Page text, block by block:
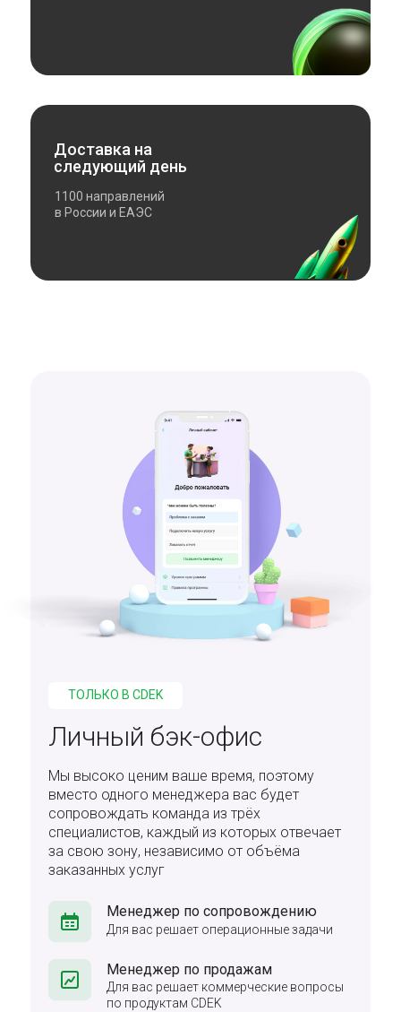
Доставка на
следующий день
1100 направлений
в России и ЕАЭС
Личный бэк-офис
Мы высоко ценим ваше время, поэтому
вместо одного менеджера вас будет
сопровождать команда из трёх
специалистов, каждый из которых отвечает
за свою зону, независимо от объёма
заказанных услуг
ТОЛЬКО В CDEK
Менеджер по сопровождению
Для вас решает операционные задачи
Менеджер по продажам
Для вас решает коммерческие вопросы
по продуктам CDEK